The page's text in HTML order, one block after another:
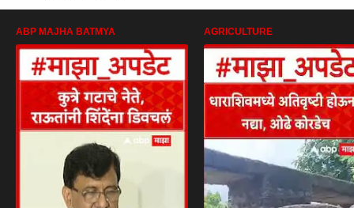
ABP MAJHA BATMYA AGRICULTURE